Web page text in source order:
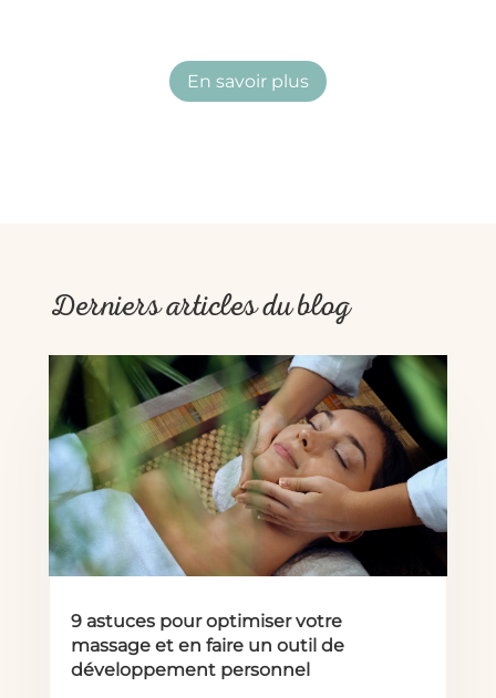
En savoir plus
Derniers articles du blog
9 astuces pour optimiser votre
massage et en faire un outil de
développement personnel